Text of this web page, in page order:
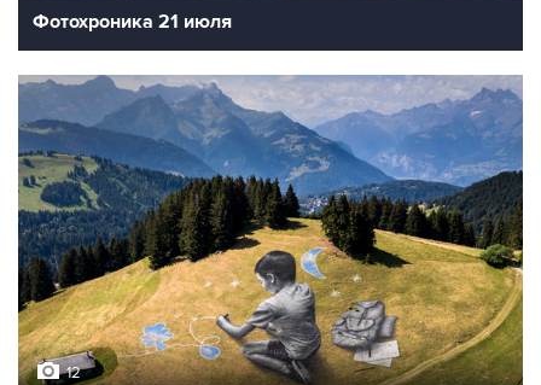
Фотохроника 21 июля
12